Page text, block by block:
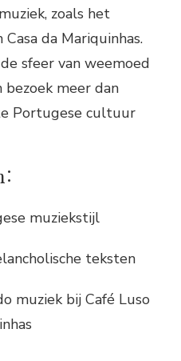
zoals het
da Mariquinhas.
sfeer van weemoed
bezoek meer dan
Portugese cultuur
muziekstijl
teksten
muziek bij Café Luso